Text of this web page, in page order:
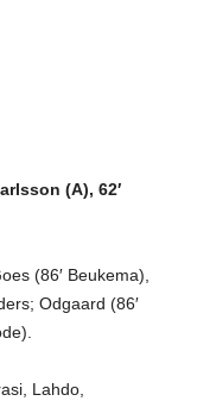
(A), 62′
(86′ Beukema),
Odgaard (86′
Lahdo,